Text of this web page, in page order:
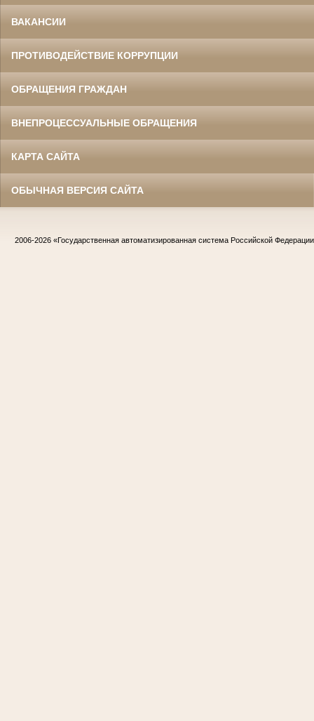
ВАКАНСИИ
ПРОТИВОДЕЙСТВИЕ КОРРУПЦИИ
ОБРАЩЕНИЯ ГРАЖДАН
ВНЕПРОЦЕССУАЛЬНЫЕ ОБРАЩЕНИЯ
КАРТА САЙТА
ОБЫЧНАЯ ВЕРСИЯ САЙТА
2006-2026 «Государственная автоматизированная система Российской